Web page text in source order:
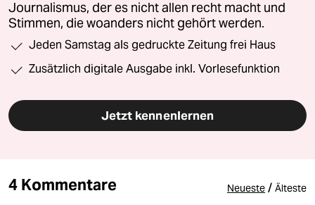
Journalismus, der es nicht allen recht macht und
Stimmen, die woanders nicht gehört werden.
Jeden Samstag als gedruckte Zeitung frei Haus
Zusätzlich digitale Ausgabe inkl. Vorlesefunktion
Jetzt kennenlernen
4 Kommentare Neueste / Älteste